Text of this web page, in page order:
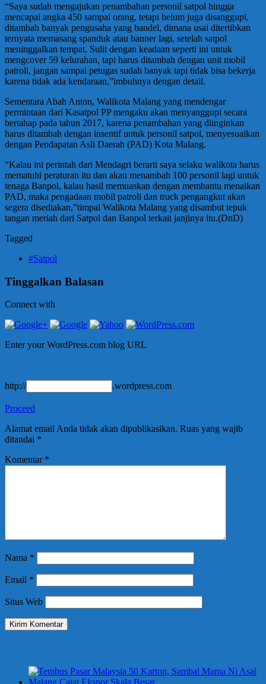
“Saya sudah mengajukan penambahan personil satpol hingga
mencapai angka 450 sampai orang, tetapi belum juga disanggupi,
ditambah banyak pengusaha yang bandel, dimana usai ditertibkan
ternyata memasang spanduk atau banner lagi, setelah satpol
meninggalkan tempat. Sulit dengan keadaan seperti ini untuk
mengcover 59 kelurahan, tapi harus ditambah dengan unit mobil
patroli, jangan sampai petugas sudah banyak tapi tidak bisa bekerja
karena tidak ada kendaraan,”imbuhnya dengan detail.
Sementara Abah Anton, Walikota Malang yang mendengar
permintaan dari Kasatpol PP mengaku akan menyanggupi secara
bertahap pada tahun 2017, karena penambahan yang diinginkan
harus ditambah dengan insentif untuk personil satpol, menyesuaikan
dengan Pendapatan Asli Daerah (PAD) Kota Malang.
“Kalau ini perintah dari Mendagri berarti saya selaku walikota harus
mematuhi peraturan itu dan akan menambah 100 personil lagi untuk
tenaga Banpol, kalau hasil memuaskan dengan membantu menaikan
PAD, maka pengadaan mobil patroli dan truck pengangkut akan
segera disediakan,”timpal Walikota Malang yang disambut tepuk
tangan meriah dari Satpol dan Banpol terkait janjinya itu.(DnD)
Tagged
#Satpol
Tinggalkan Balasan
Connect with
Enter your WordPress.com blog URL
http:// .wordpress.com
Proceed
Alamat email Anda tidak akan dipublikasikan. Ruas yang wajib
ditandai *
Komentar *
Nama *
Email *
Situs Web